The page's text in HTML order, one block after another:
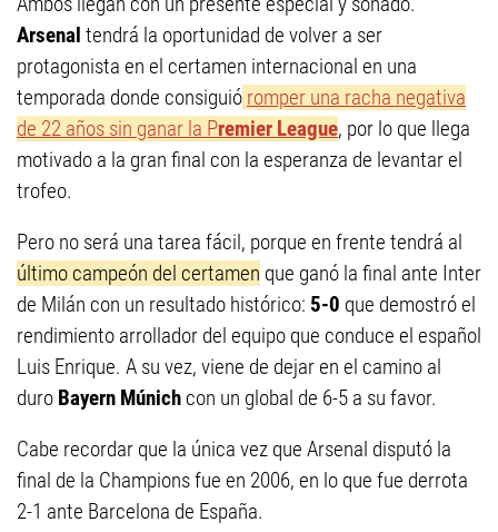
Arsenal tendrá la oportunidad de volver a ser
protagonista en el certamen internacional en una
temporada donde consiguió romper una racha negativa
de 22 años sin ganar la Premier League, por lo que llega
motivado a la gran final con la esperanza de levantar el
trofeo.
Pero no será una tarea fácil, porque en frente tendrá al
último campeón del certamen que ganó la final ante Inter
de Milán con un resultado histórico: 5-0 que demostró el
rendimiento arrollador del equipo que conduce el español
Luis Enrique. A su vez, viene de dejar en el camino al
duro Bayern Múnich con un global de 6-5 a su favor.
Cabe recordar que la única vez que Arsenal disputó la
final de la Champions fue en 2006, en lo que fue derrota
2-1 ante Barcelona de España.